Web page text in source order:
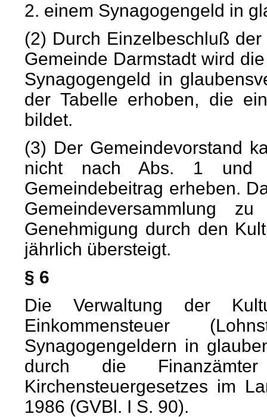
2. einem Synagogengeld in
(2) Durch Einzelbeschluß
Gemeinde Darmstadt wird
Synagogengeld in
der Tabelle erhoben, die
bildet.
(3) Der Gemeindevorstand
nicht nach Abs. 1 und
Gemeindebeitrag erheben.
Gemeindeversammlung
Genehmigung durch den
jährlich übersteigt.
§ 6
Die Verwaltung der
Einkommensteuer
Synagogengeldern in
durch die
Kirchensteuergesetzes im
1986 (GVBl. I S. 90).